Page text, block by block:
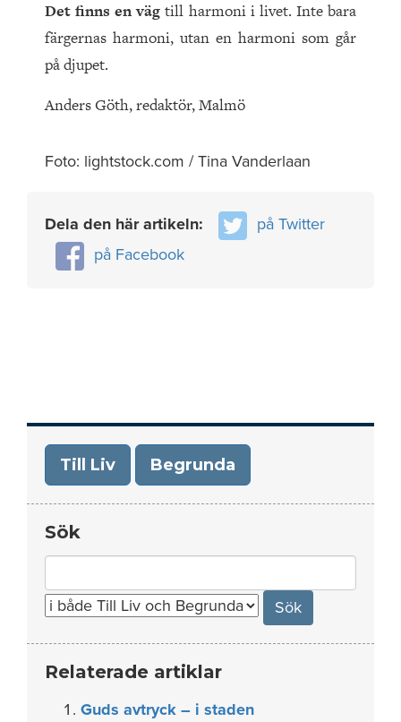
Det finns en vägtill harmoni i livet. Inte bara
färgernas harmoni, utan en harmoni som går
på djupet.
Anders Göth, redaktör, Malmö
Foto: lightstock.com / Tina Vanderlaan
Dela den här artikeln:
på Twitter
på Facebook
Till Liv Begrunda
Sök
for:
Relaterade artiklar
Guds avtryck – i staden